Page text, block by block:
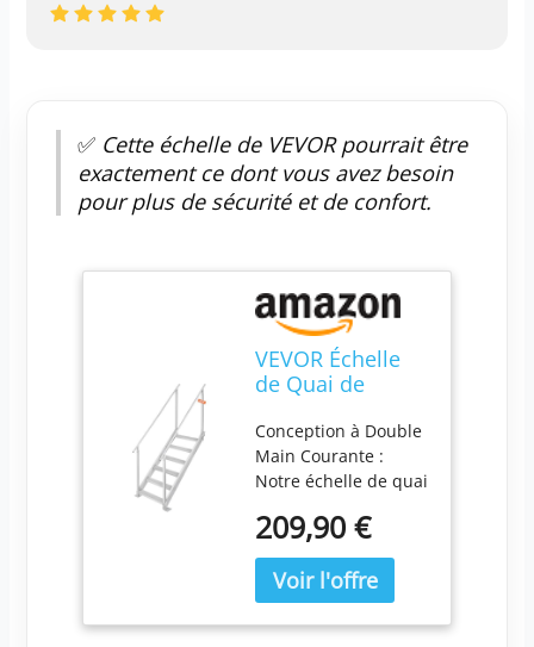
✅ Cette échelle de VEVOR pourrait être
exactement ce dont vous avez besoin
pour plus de sécurité et de confort.
VEVOR Échelle
de Quai de
Hauteur Réglable
109-130 cm 6
Marches en
Alliage
Aluminium
Grande Capacité
de Charge 226 kg
avec Double
Mains
Conception à Double
Main Courante :
Notre échelle de quai
mains courantes
renforcées pour une
prise en main
confortable. Les
personnes âgées et
209,90 €